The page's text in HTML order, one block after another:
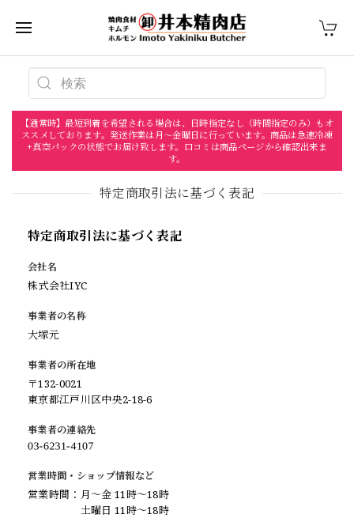
【通常時】最短到着を希望される場合は、日時指定なし（時間指定のみ）もオ
ススメしております。発送作業は月〜金曜日に行っています。商品は急速冷凍
+真空パックの状態でお届け致します。口コミは商品ページから確認出来ま
す。
特定商取引法に基づく表記
特定商取引法に基づく表記
会社名
株式会社IYC
事業者の名称
大塚元
事業者の所在地
〒132-0021
東京都江戸川区中央2-18-6
事業者の連絡先
営業時間・ショップ情報など
営業時間：月～金 11時～18時
土曜日 11時～18時